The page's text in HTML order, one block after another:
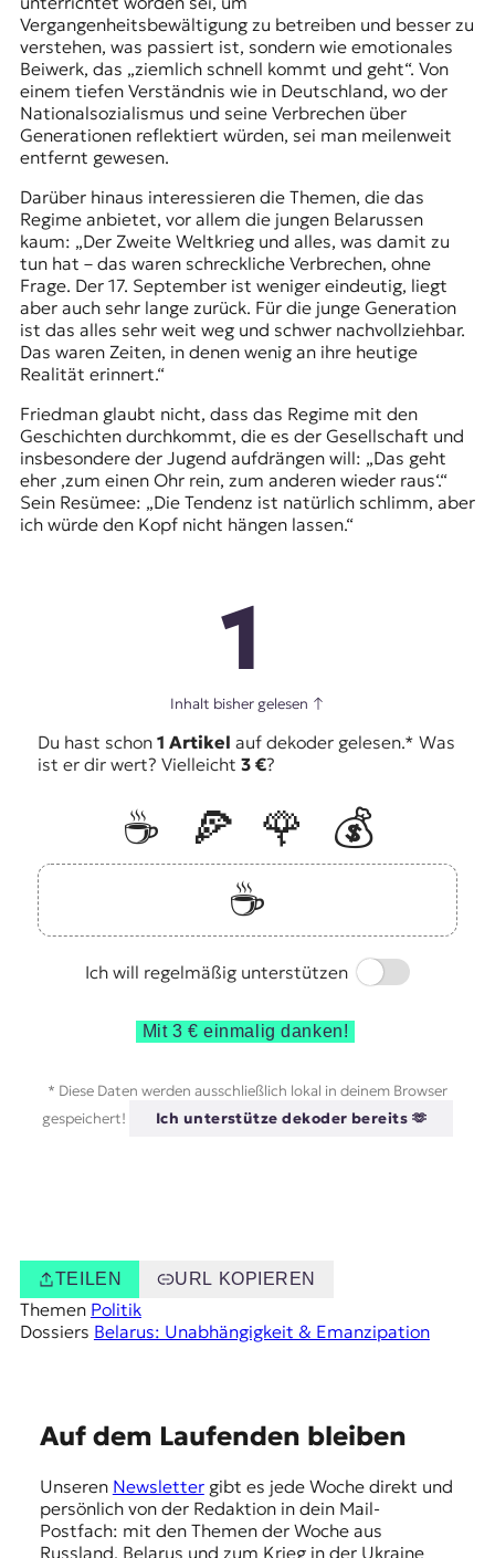
Vergangenheitsbewältigung zu betreiben und besser zu
verstehen, was passiert ist, sondern wie emotionales
Beiwerk, das „ziemlich schnell kommt und geht“. Von
einem tiefen Verständnis wie in Deutschland, wo der
Nationalsozialismus und seine Verbrechen über
Generationen reflektiert würden, sei man meilenweit
entfernt gewesen.
Darüber hinaus interessieren die Themen, die das
Regime anbietet, vor allem die jungen Belarussen
kaum: „Der Zweite Weltkrieg und alles, was damit zu
tun hat – das waren schreckliche Verbrechen, ohne
Frage. Der 17. September ist weniger eindeutig, liegt
aber auch sehr lange zurück. Für die junge Generation
ist das alles sehr weit weg und schwer nachvollziehbar.
Das waren Zeiten, in denen wenig an ihre heutige
Realität erinnert.“
Friedman glaubt nicht, dass das Regime mit den
Geschichten durchkommt, die es der Gesellschaft und
insbesondere der Jugend aufdrängen will: „Das geht
eher ‚zum einen Ohr rein, zum anderen wieder raus‘.“
Sein Resümee: „Die Tendenz ist natürlich schlimm, aber
ich würde den Kopf nicht hängen lassen.“
1
Inhalt bisher gelesen ↑
Du hast schon 1 Artikel auf dekoder gelesen.* Was
ist er dir wert? Vielleicht 3 €?
☕️ 🍕 🌹
💰
☕️
Ich will regelmäßig unterstützen
Switch
Mit 3 € einmalig danken!
* Diese Daten werden ausschließlich lokal in deinem Browser
gespeichert!
Ich unterstütze dekoder bereits 🫶
TEILEN URL KOPIEREN
Themen Politik
Dossiers Belarus: Unabhängigkeit & Emanzipation
Auf dem Laufenden bleiben
Unseren Newslettergibt es jede Woche direkt und
persönlich von der Redaktion in dein Mail-
Postfach: mit den Themen der Woche aus
Russland, Belarus und zum Krieg in der Ukraine